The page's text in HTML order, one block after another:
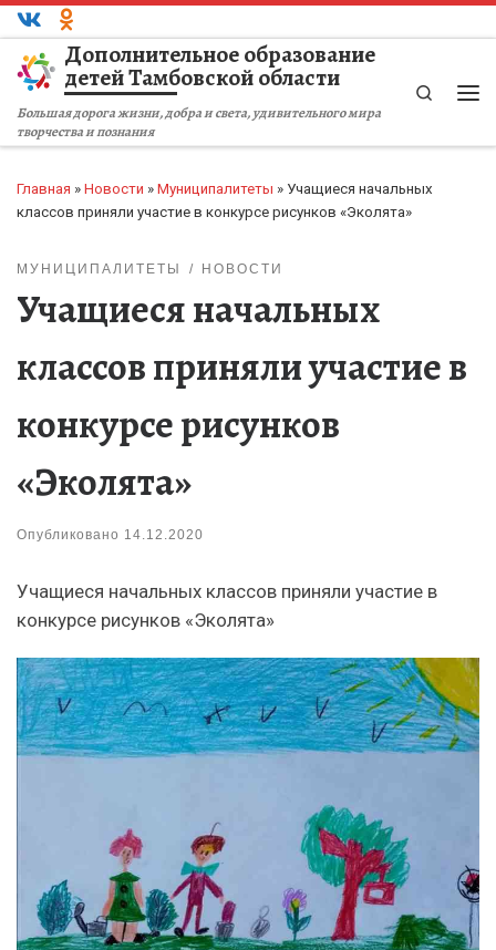
Перейти к содержимому
Дополнительное образование
детей Тамбовской области
Большая дорога жизни, добра и света, удивительного мира
творчества и познания
Search
Главная » Новости » Муниципалитеты » Учащиеся начальных
классов приняли участие в конкурсе рисунков «Эколята»
МУНИЦИПАЛИТЕТЫ НОВОСТИ
Учащиеся начальных
классов приняли участие в
конкурсе рисунков
«Эколята»
Опубликовано 14.12.2020
Учащиеся начальных классов приняли участие в
конкурсе рисунков «Эколята»